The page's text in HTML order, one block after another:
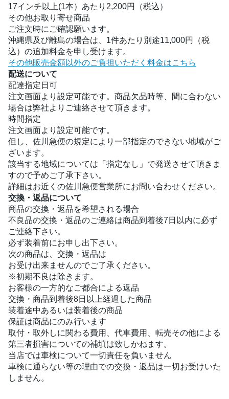
17インチ以上(1本）あたり2,200円（税込）
その他お取り寄せ商品
ご注文時にご確認願います。
沖縄県及び離島の場合は、1件あたり別途11,000円（税
込）の追加料金を申し受けます。
その他販売金額以外のご負担いただく料金はこちら
配送について
配達指定日可
注文画面より設定可能です。商品欠品時等、間に合わない
場合は弊社よりご連絡させて頂きます。
時間指定
注文画面より設定可能です。
但し、佐川急便の規定により一部指定のできない地域がご
ざいます。
該当する地域については「指定なし」で発送させて頂きま
すので予めご了承下さい。
詳細はお近くの佐川急便営業所にお問い合わせください。
交換・返品について
商品の交換・返品を希望される場合
不良品の交換・返品のご連絡は商品到着後7日以内に必ず
ご連絡下さい。
必ず装着前にお申し出下さい。
次の商品は、交換・返品は
お受け出来ませんのでご了承ください。
※初期不良は除きます。
お客様の一方的なご都合による返品
交換・商品到着後8日以上経過した商品
装着途中あるいは装着後の商品
保証は商品にのみ行います
取付・取外しに関わる費用、代車費用、転売その他による
第三者損害についての補填は致しかねます。
当店では車検について一切責任を負いません
車検に通らない等の理由での交換・返品は一切お受けいた
しません。